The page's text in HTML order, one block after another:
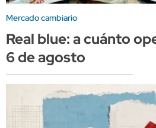
Mercado cambiario
Real blue: a cuánto
6 de agosto